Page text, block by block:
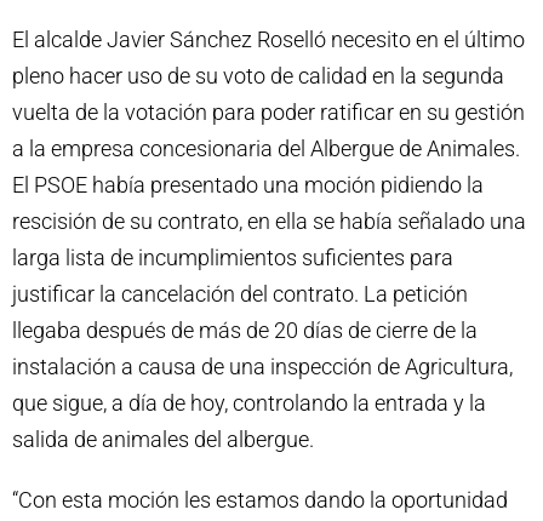
El alcalde Javier Sánchez Roselló necesito en el último
pleno hacer uso de su voto de calidad en la segunda
vuelta de la votación para poder ratificar en su gestión
a la empresa concesionaria del Albergue de Animales.
El PSOE había presentado una moción pidiendo la
rescisión de su contrato, en ella se había señalado una
larga lista de incumplimientos suficientes para
justificar la cancelación del contrato. La petición
llegaba después de más de 20 días de cierre de la
instalación a causa de una inspección de Agricultura,
que sigue, a día de hoy, controlando la entrada y la
salida de animales del albergue.
“Con esta moción les estamos dando la oportunidad